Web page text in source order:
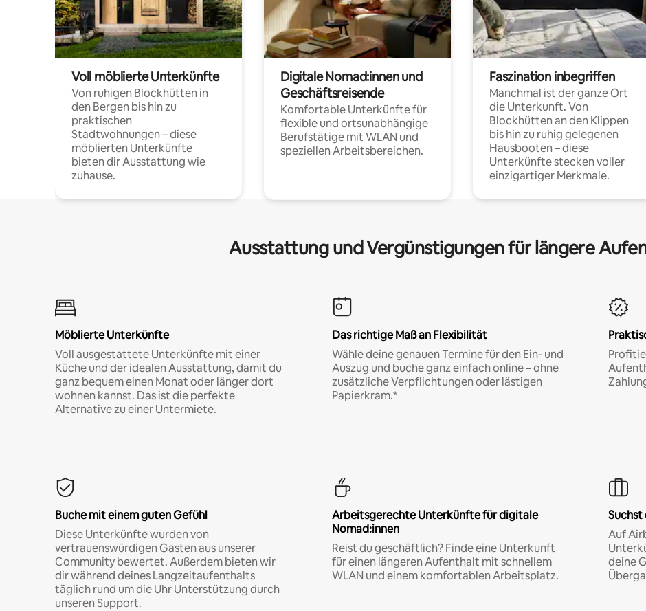
Voll möblierte Unterkünfte
Von ruhigen Blockhütten in
den Bergen bis hin zu
praktischen
Stadtwohnungen – diese
möblierten Unterkünfte
bieten dir Ausstattung wie
zuhause.
Digitale Nomad:innen und
Geschäftsreisende
Komfortable Unterkünfte für
flexible und ortsunabhängige
Berufstätige mit WLAN und
speziellen Arbeitsbereichen.
Faszination inbegriffen
Manchmal ist der ganze Ort
die Unterkunft. Von
Blockhütten an den Klippen
bis hin zu ruhig gelegenen
Hausbooten – diese
Unterkünfte stecken voller
einzigartiger Merkmale.
Ausstattung und Vergünstigungen für längere
Möblierte Unterkünfte
Voll ausgestattete Unterkünfte mit einer
Küche und der idealen Ausstattung, damit du
ganz bequem einen Monat oder länger dort
wohnen kannst. Das ist die perfekte
Alternative zu einer Untermiete.
Das richtige Maß an Flexibilität
Wähle deine genauen Termine für den Ein- und
Auszug und buche ganz einfach online – ohne
zusätzliche Verpflichtungen oder lästigen
Papierkram.*
Buche mit einem guten Gefühl
Diese Unterkünfte wurden von
vertrauenswürdigen Gästen aus unserer
Community bewertet. Außerdem bieten wir
dir während deines Langzeitaufenthalts
täglich rund um die Uhr Unterstützung durch
unseren Support.
Arbeitsgerechte Unterkünfte für digitale
Nomad:innen
Reist du geschäftlich? Finde eine Unterkunft
für einen längeren Aufenthalt mit schnellem
WLAN und einem komfortablen Arbeitsplatz.
Suchst
Auf
deine